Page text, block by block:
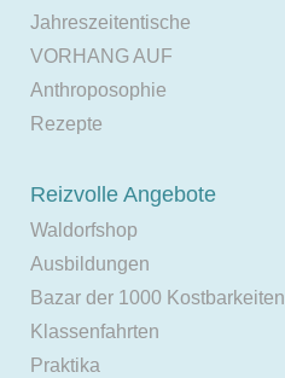
Jahreszeitentische
VORHANG AUF
Anthroposophie
Rezepte
Reizvolle Angebote
Waldorfshop
Ausbildungen
Bazar der 1000 Kostbarkeiten
Klassenfahrten
Praktika